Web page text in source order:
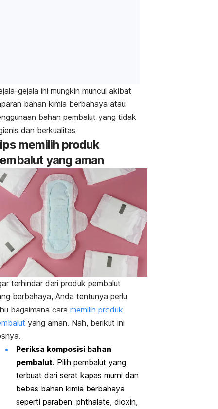
gejala ini mungkin muncul akibat
bahan kimia berbahaya atau
bahan pembalut yang tidak
dan berkualitas
memilih produk
yang aman
terhindar dari produk pembalut
berbahaya, Anda tentunya perlu
bagaimana cara memilih produk
yang aman. Nah, berikut ini
Periksa komposisi bahan
pembalut. Pilih pembalut yang
terbuat dari serat kapas murni dan
bebas bahan kimia berbahaya
seperti paraben, phthalate, dioxin,